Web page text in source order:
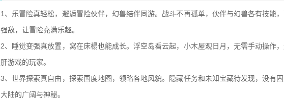
1、乐冒险真轻松，邂逅冒险伙伴，幻兽结伴同游。战斗不再孤单，伙伴与幻兽各有技能
强敌，让冒险充满乐趣。
2、睡觉变强真放置，窝在床榻也能成长。浮空岛看云起，小木屋观日月，无需手动操作
肝游戏的玩家。
3、世界探索真自由，探索国度地图，领略各地风貌。隐藏任务和未知宝藏待发现，没有
大陆的广阔与神秘。